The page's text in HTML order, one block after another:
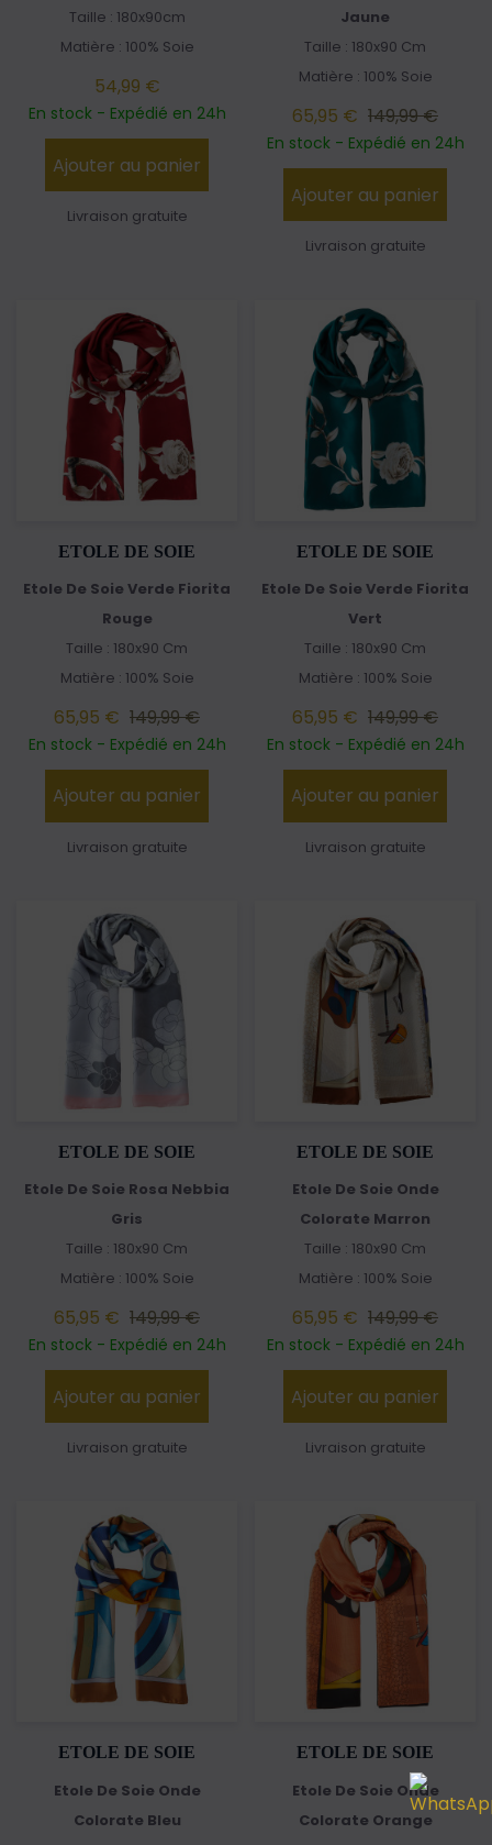
Taille : 180x90cm
Matière : 100% Soie
54,99 €
En stock - Expédié en 24h
Ajouter au panier
Livraison gratuite
Jaune
Taille : 180x90 Cm
Matière : 100% Soie
65,95 € 149,99 €
En stock - Expédié en 24h
Ajouter au panier
Livraison gratuite
ETOLE DE SOIE
Etole De Soie Verde Fiorita
Rouge
Taille : 180x90 Cm
Matière : 100% Soie
65,95 € 149,99 €
En stock - Expédié en 24h
Ajouter au panier
Livraison gratuite
ETOLE DE SOIE
Etole De Soie Verde Fiorita
Vert
Taille : 180x90 Cm
Matière : 100% Soie
65,95 € 149,99 €
En stock - Expédié en 24h
Ajouter au panier
Livraison gratuite
ETOLE DE SOIE
Etole De Soie Rosa Nebbia
Gris
Taille : 180x90 Cm
Matière : 100% Soie
65,95 € 149,99 €
En stock - Expédié en 24h
Ajouter au panier
Livraison gratuite
ETOLE DE SOIE
Etole De Soie Onde
Colorate Marron
Taille : 180x90 Cm
Matière : 100% Soie
65,95 € 149,99 €
En stock - Expédié en 24h
Ajouter au panier
Livraison gratuite
ETOLE DE SOIE
Etole De Soie Onde
Colorate Bleu
ETOLE DE SOIE
Etole De Soie Onde
Colorate Orange